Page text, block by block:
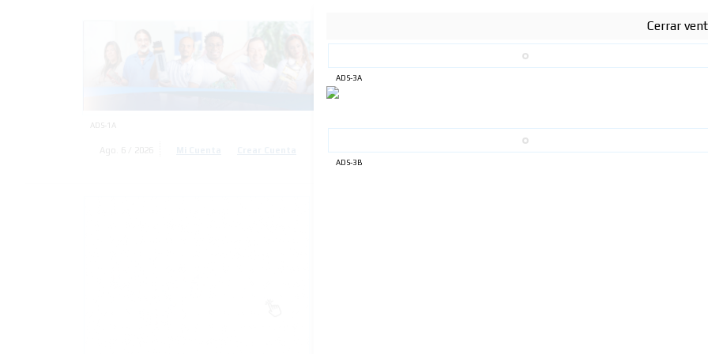
ADS-1A
Ago. 6 / 2026 English Version
Cerrar
ADS-3A
ADS-3B